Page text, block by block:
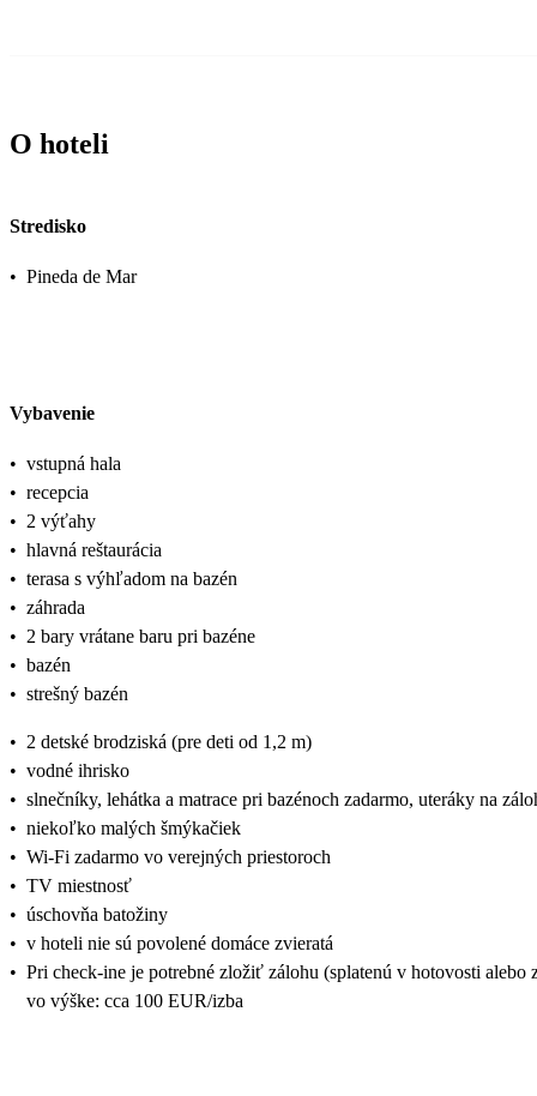
O hoteli
Stredisko
• Pineda de Mar
Vybavenie
• vstupná hala
• recepcia
• 2 výťahy
• hlavná reštaurácia
• terasa s výhľadom na bazén
• záhrada
• 2 bary vrátane baru pri bazéne
• bazén
• strešný bazén
• 2 detské brodziská (pre deti od 1,2 m)
• vodné ihrisko
• slnečníky, lehátka a matrace pri bazénoch zadarmo, uteráky na
• niekoľko malých šmýkačiek
• Wi-Fi zadarmo vo verejných priestoroch
• TV miestnosť
• úschovňa batožiny
• v hoteli nie sú povolené domáce zvieratá
• Pri check-ine je potrebné zložiť zálohu (splatenú v hotovosti
vo výške: cca 100 EUR/izba